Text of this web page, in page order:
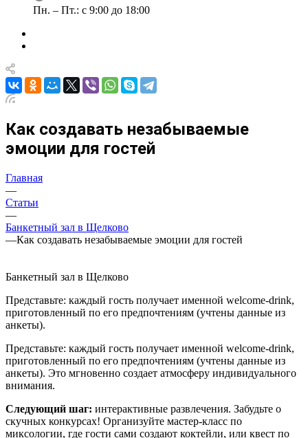
Пн. – Пт.: с 9:00 до 18:00
Как создавать незабываемые
эмоции для гостей
Главная
—
Статьи
—
Банкетный зал в Щелково
—Как создавать незабываемые эмоции для гостей
Банкетный зал в Щелково
Представьте: каждый гость получает именной welcome-drink,
приготовленный по его предпочтениям (учтены данные из
анкеты).
Представьте: каждый гость получает именной welcome-drink,
приготовленный по его предпочтениям (учтены данные из
анкеты). Это мгновенно создает атмосферу индивидуального
внимания.
Следующий шаг: интерактивные развлечения. Забудьте о
скучных конкурсах! Организуйте мастер-класс по
миксологии, где гости сами создают коктейли, или квест по